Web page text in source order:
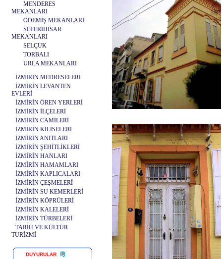
MENDERES
MEKANLARI
ÖDEMİŞ MEKANLARI
SEFERİHİSAR
MEKANLARI
SELÇUK
TORBALI
URLA MEKANLARI
İZMİRİN MEDRESELERİ
İZMİRİN LEVANTEN
EVLERİ
İZMİRİN ÖREN YERLERİ
İZMİRİN İLÇELERİ
İZMİRİN CAMİLERİ
İZMİRİN KİLİSELERİ
İZMİRİN ANITLARI
İZMİRİN ŞEHİTLİKLERİ
İZMİRİN HANLARI
İZMİRİN HAMAMLARI
İZMİRİN KAPLICALARI
İZMİRİN ÇEŞMELERİ
İZMİRİN SU KEMERLERİ
İZMİRİN KÖPRÜLERİ
İZMİRİN KALELERİ
İZMİRİN TÜRBELERİ
TARİH VE KÜLTÜR
TURİZMİ
DUYURULAR